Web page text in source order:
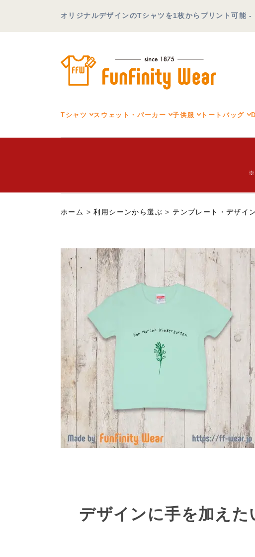
オリジナルデザインのTシャツを1枚からプリント可能
Tシャツ スウェット・パーカー 子供服 トートバッグ
※
ホーム >利用シーンから選ぶ > テンプレート・デザイ
デザインに手を加え